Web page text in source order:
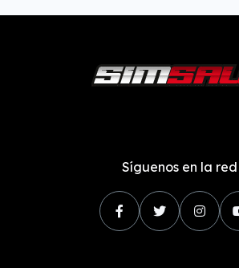
Síguenos en la red